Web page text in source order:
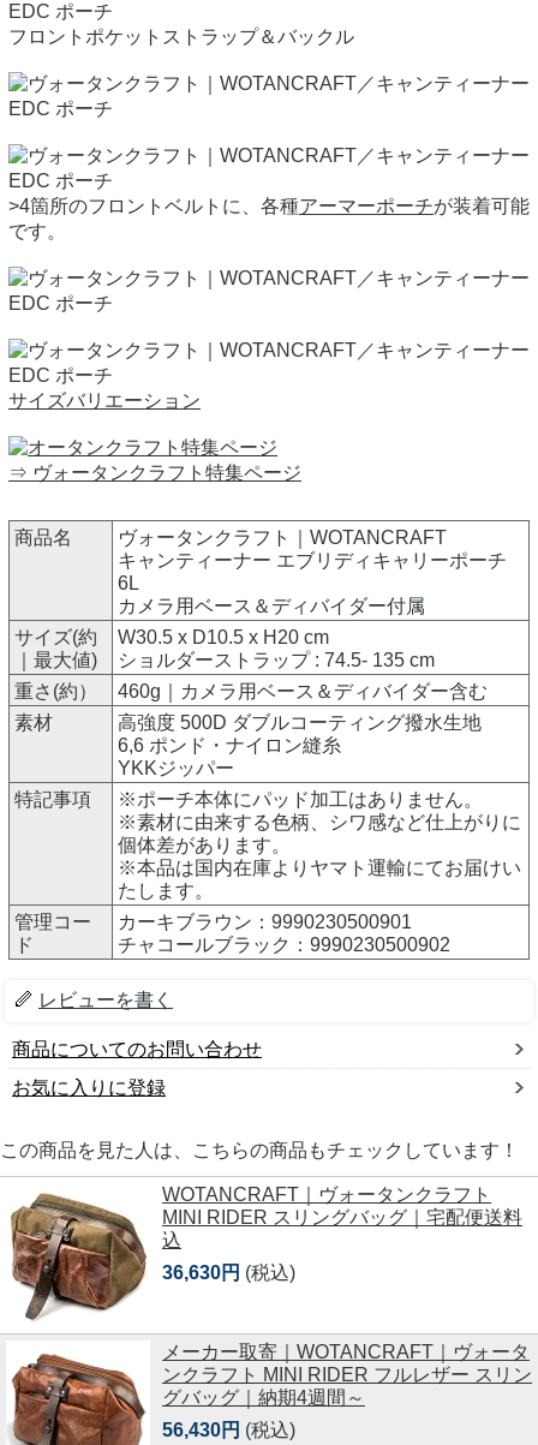
フロントポケットストラップ＆バックル
>4箇所のフロントベルトに、各種アーマーポーチが装着可能
です。
サイズバリエーション
⇒ ヴォータンクラフト特集ページ
商品名
ヴォータンクラフト｜WOTANCRAFT
キャンティーナー エブリディキャリーポーチ
6L
カメラ用ベース＆ディバイダー付属
サイズ(約
｜最大値)
W30.5 x D10.5 x H20 cm
ショルダーストラップ : 74.5- 135 cm
重さ(約）
460g｜カメラ用ベース＆ディバイダー含む
素材
高強度 500D ダブルコーティング撥水生地
6,6 ポンド・ナイロン縫糸
YKKジッパー
特記事項
※ポーチ本体にパッド加工はありません。
※素材に由来する色柄、シワ感など仕上がりに
個体差があります。
※本品は国内在庫よりヤマト運輸にてお届けい
たします。
管理コー
ド
カーキブラウン：9990230500901
チャコールブラック：9990230500902
レビューを書く
商品についてのお問い合わせ
お気に入りに登録
この商品を見た人は、こちらの商品もチェックしています！
WOTANCRAFT｜ヴォータンクラフト
MINI RIDER スリングバッグ｜宅配便送料
込
36,630円 (税込)
メーカー取寄｜WOTANCRAFT｜ヴォータ
ンクラフト MINI RIDER フルレザー スリン
グバッグ｜納期4週間～
56,430円 (税込)